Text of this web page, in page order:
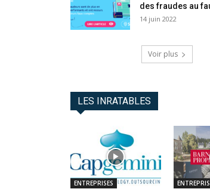
des fraudes au
14 juin 2022
Voir plus
LES INRATABLES
ENTREPRISES